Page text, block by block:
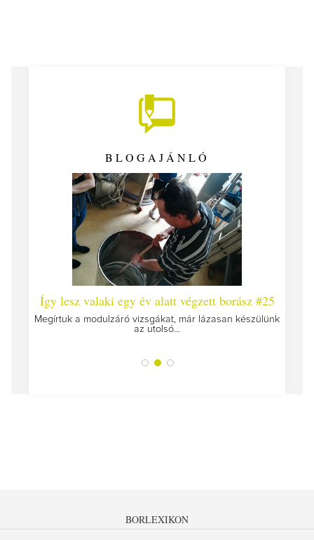
BLOGAJÁNLÓ
Így lesz valaki egy év alatt végzett borász #25
Megírtuk a modulzáró vizsgákat, már lázasan készülünk
az utolsó...
BORLEXIKON